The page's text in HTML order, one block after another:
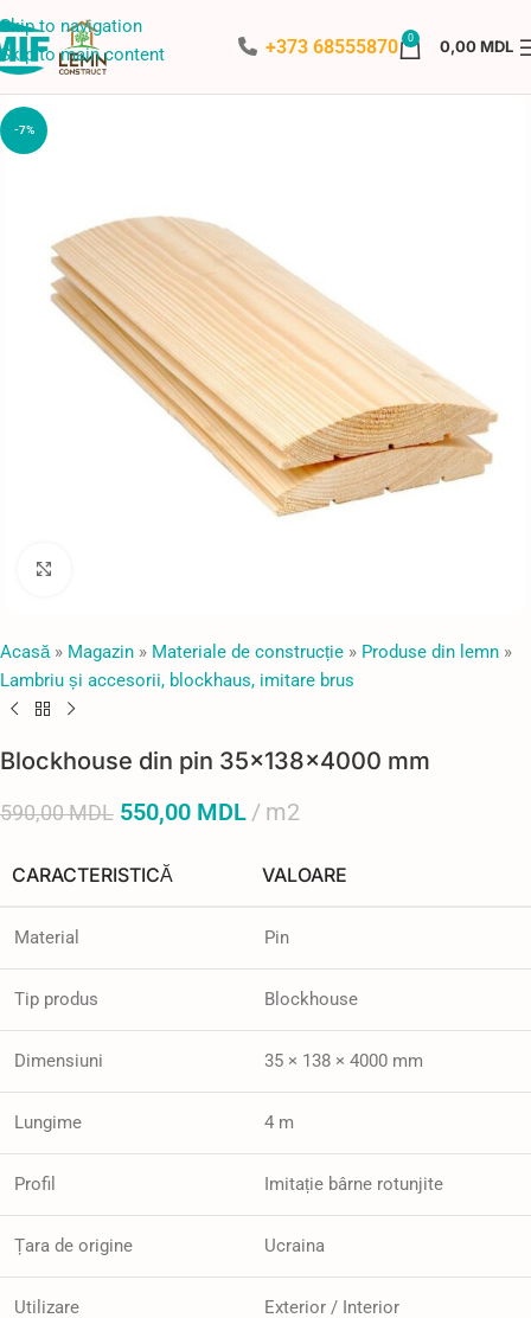
Skip to navigation
Skip to main content
+373 68555870 0 0,00MDL
-7%
Acasă» Magazin » Materiale de construcție » Produse din lemn »
Lambriu și accesorii, blockhaus, imitare brus
Blockhouse din pin 35×138×4000 mm
590,00MDL 550,00 MDL m2
CARACTERISTICĂ VALOARE
Material Pin
Tip produs Blockhouse
Dimensiuni 35 × 138 × 4000 mm
Lungime 4 m
Profil Imitație bârne rotunjite
Țara de origine Ucraina
Utilizare Exterior / Interior